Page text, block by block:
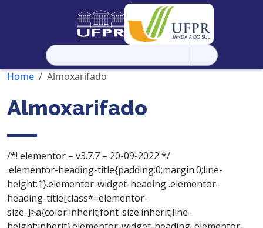
Pesquisar
por:
Home
Almoxarifado
Almoxarifado
/*! elementor – v3.7.7 – 20-09-2022 */
.elementor-heading-title{padding:0;margin:0;line-
height:1}.elementor-widget-heading .elementor-
heading-title[class*=elementor-
size-]>a{color:inherit;font-size:inherit;line-